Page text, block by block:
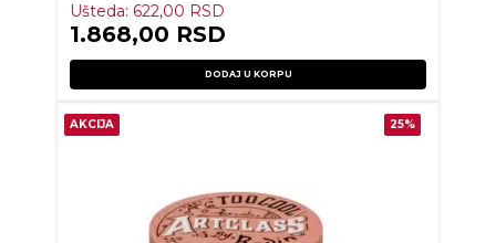
Ušteda: 622,00 RSD
1.868,00 RSD
DODAJ U KORPU
AKCIJA 25%